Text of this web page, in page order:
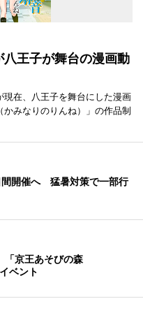
王子が舞台の漫画動
在、八王子を舞台にした漫画
みなりのりんね）」の作品制
間開催へ 猛暑対策で一部行
「京王あそびの森
ベント